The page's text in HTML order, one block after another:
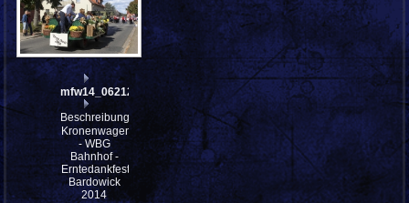
mfw14_062128
Beschreibung:
Kronenwagen
- WBG
Bahnhof -
Erntedankfestes
Bardowick
2014